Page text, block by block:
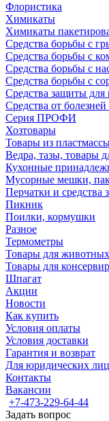
Флористика
Химикаты
Химикаты
Средства борьбы с
Средства борьбы с
Средства борьбы с
Средства борьбы с
Средства защиты для
Средства от болезней
Серия ПРОФИ
Хозтовары
Товары из
Ведра, тазы, товары
Кухонные
Мусорные мешки,
Перчатки и средства
Пикник
Поилки, кормушки
Разное
Термометры
Товары для животных
Товары для
Шпагат
Акции
Новости
Как купить
Условия оплаты
Условия доставки
Гарантия и возврат
Для юридических лиц
Контакты
Вакансии
+7-473-229-64-44
Задать вопрос